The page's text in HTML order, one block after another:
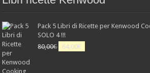
Pack 5 Libri di Ricette per Kenwood
SOLO 4 !!!
80,00€ 64,00€